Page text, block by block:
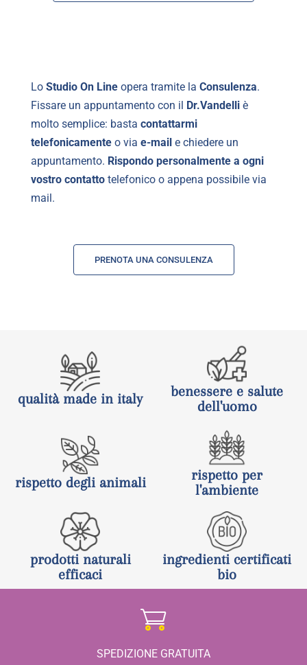
Lo Studio On Line opera tramite la Consulenza.
Fissare un appuntamento con il Dr.Vandelli è
molto semplice: basta contattarmi
telefonicamente o via e-mail e chiedere un
appuntamento. Rispondo personalmente a ogni
vostro contatto telefonico o appena possibile via
mail.
PRENOTA UNA CONSULENZA
qualità made in italy
benessere e salute
dell'uomo
rispetto degli animali
rispetto per
l'ambiente
prodotti naturali
efficaci
ingredienti certificati
bio
SPEDIZIONE GRATUITA